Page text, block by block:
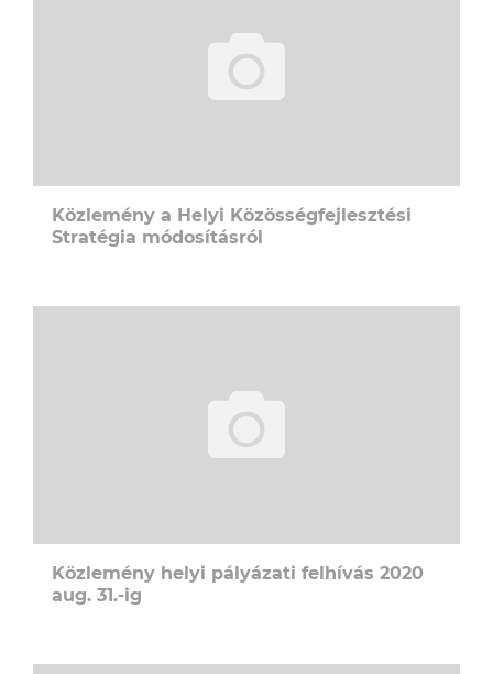
Közlemény a Helyi Közösségfejlesztési
Stratégia módosításról
Közlemény helyi pályázati felhívás 2020
aug. 31.-ig